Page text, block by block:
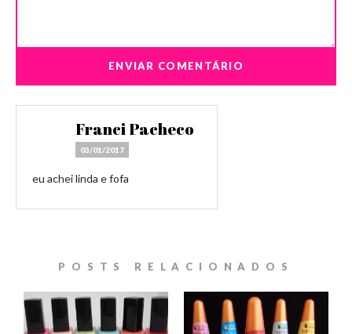
Franci Pacheco
03/01/2017
eu achei linda e fofa
POSTS RELACIONADOS